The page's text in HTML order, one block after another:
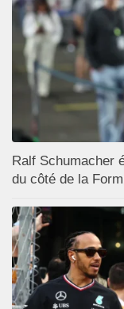
Ralf Schumacher
du côté de la